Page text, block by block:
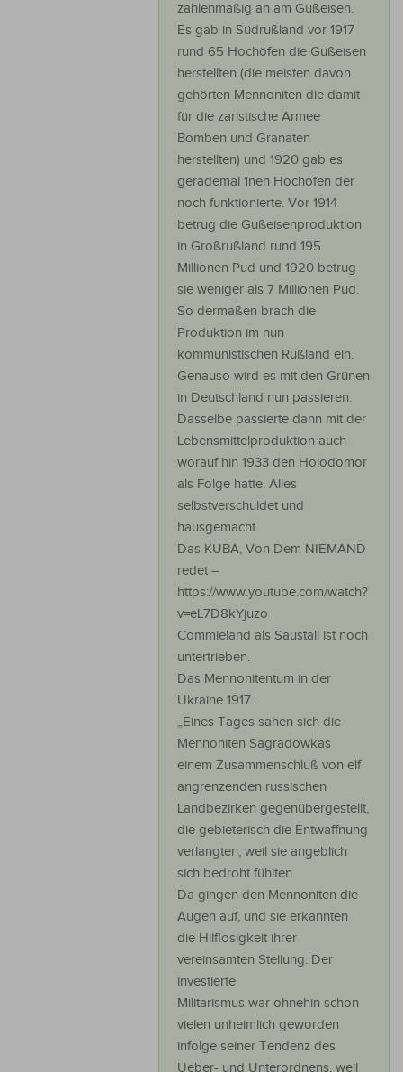
zahlenmäßig an am Gußeisen.
Es gab in Südrußland vor 1917
rund 65 Hochöfen die Gußeisen
herstellten (die meisten davon
gehörten Mennoniten die damit
für die zaristische Armee
Bomben und Granaten
herstellten) und 1920 gab es
gerademal 1nen Hochofen der
noch funktionierte. Vor 1914
betrug die Gußeisenproduktion
in Großrußland rund 195
Millionen Pud und 1920 betrug
sie weniger als 7 Millionen Pud.
So dermaßen brach die
Produktion im nun
kommunistischen Rußland ein.
Genauso wird es mit den Grünen
in Deutschland nun passieren.
Dasselbe passierte dann mit der
Lebensmittelproduktion auch
worauf hin 1933 den Holodomor
als Folge hatte. Alles
selbstverschuldet und
hausgemacht.
Das KUBA, Von Dem NIEMAND
redet –
https://www.youtube.com/watch?
v=eL7D8kYjuzo
Commieland als Saustall ist noch
untertrieben.
Das Mennonitentum in der
Ukraine 1917.
„Eines Tages sahen sich die
Mennoniten Sagradowkas
einem Zusammenschluß von elf
angrenzenden russischen
Landbezirken gegenübergestellt,
die gebieterisch die Entwaffnung
verlangten, weil sie angeblich
sich bedroht fühlten.
Da gingen den Mennoniten die
Augen auf, und sie erkannten
die Hilflosigkeit ihrer
vereinsamten Stellung. Der
investierte
Militarismus war ohnehin schon
vielen unheimlich geworden
infolge seiner Tendenz des
Ueber- und Unterordnens, weil